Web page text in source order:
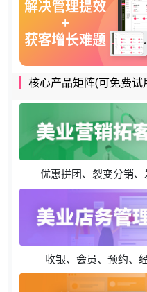
核心产品矩阵(可免费试
优惠拼团、裂变分销、
收银、会员、预约、